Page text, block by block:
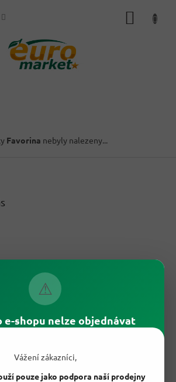
⚠
e-shopu nelze objednávat
Vážení zákazníci,
pouze jako podpora naší prodejny
Favorina nebyly nalezeny...
GDPR
z vadného plnění a reklamační řád